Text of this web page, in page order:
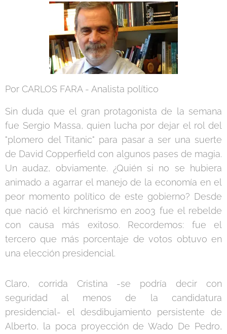
Por CARLOS FARA - Analista político
Sin duda que el gran protagonista de la semana
fue Sergio Massa, quien lucha por dejar el rol del
"plomero del Titanic" para pasar a ser una suerte
de David Copperfield con algunos pases de magia.
Un audaz, obviamente. ¿Quién si no se hubiera
animado a agarrar el manejo de la economía en el
peor momento político de este gobierno? Desde
que nació el kirchnerismo en 2003 fue el rebelde
con causa más exitoso. Recordemos: fue el
tercero que más porcentaje de votos obtuvo en
una elección presidencial.
Claro, corrida Cristina -se podría decir con
seguridad al menos de la candidatura
presidencial- el desdibujamiento persistente de
Alberto, la poca proyección de Wado De Pedro,